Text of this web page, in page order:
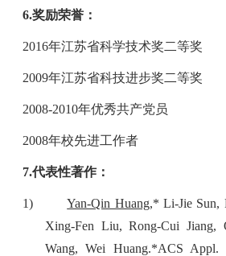
6.奖励荣誉：
2016年江苏省科学技术奖二等奖
2009年江苏省科技进步奖二等奖
2008-2010年优秀共产党员
2008年校先进工作者
7.代表性著作：
1) Yan-Qin Huang,* Li-Jie Sun,
Xing-Fen Liu, Rong-Cui Jiang,
Wang, Wei Huang.*ACS Appl.